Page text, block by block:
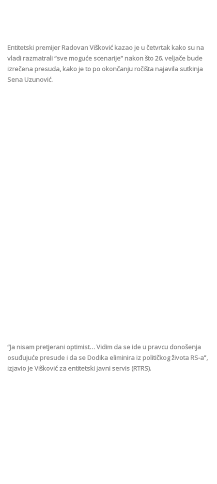
Entitetski premijer Radovan Višković kazao je u četvrtak kako su na
vladi razmatrali “sve moguće scenarije” nakon što 26. veljače bude
izrečena presuda, kako je to po okončanju ročišta najavila sutkinja
Sena Uzunović.
“Ja nisam pretjerani optimist… Vidim da se ide u pravcu donošenja
osuđujuće presude i da se Dodika eliminira iz političkog života RS-a”,
izjavio je Višković za entitetski javni servis (RTRS).